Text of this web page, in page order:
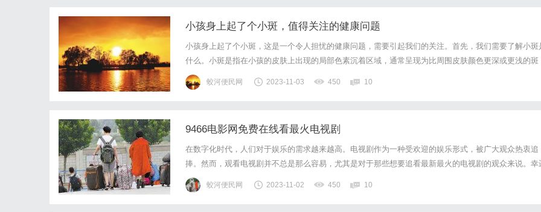
小孩身上起了个小斑，值得关注的健康问题
小孩身上起了个小斑，这是一个令人担忧的健康问题，需要引起我们的关注。首先，我们需要了解小斑
什么。小斑是指在小孩的皮肤上出现的局部色素沉着区域，通常呈现为比周围皮肤颜色更深或更浅的斑
点。小斑可能是由多种原因引起的，包括遗传因素、细菌感染、过敏反应等等。当小孩身上出现小斑时
我们应该及时采取措施进行诊断和治疗。首先，可以观察小斑的形状、大小、颜色等特征，并记录...
蛟河便民网 2023-11-03 450 10
9466电影网免费在线看最火电视剧
在数字化时代，人们对于娱乐的需求越来越高。电视剧作为一种受欢迎的娱乐形式，被广大观众热衷追
捧。然而，观看电视剧并不总是那么容易，尤其是对于那些想要追看最新最火的电视剧的观众来说。幸
的是，现在有9466电影网这样一个免费在线观看电视剧的平台，为观众们提供了方便快捷的服务。9466
电影网是一个专注于提供最新电视剧资源的网站。无论你喜欢国内还是国外的电视剧，都可...
蛟河便民网 2023-11-02 450 10